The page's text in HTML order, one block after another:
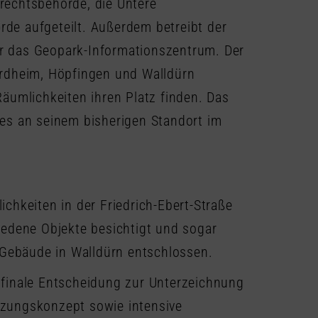
die Untere
aufgeteilt. Außerdem betreibt der
Geopark-Informationszentrum. Der
Höpfingen und Walldürn
ihren Platz finden. Das
an seinem bisherigen Standort im
in der Friedrich-Ebert-Straße
Objekte besichtigt und sogar
in Walldürn entschlossen.
Entscheidung zur Unterzeichnung
sowie intensive